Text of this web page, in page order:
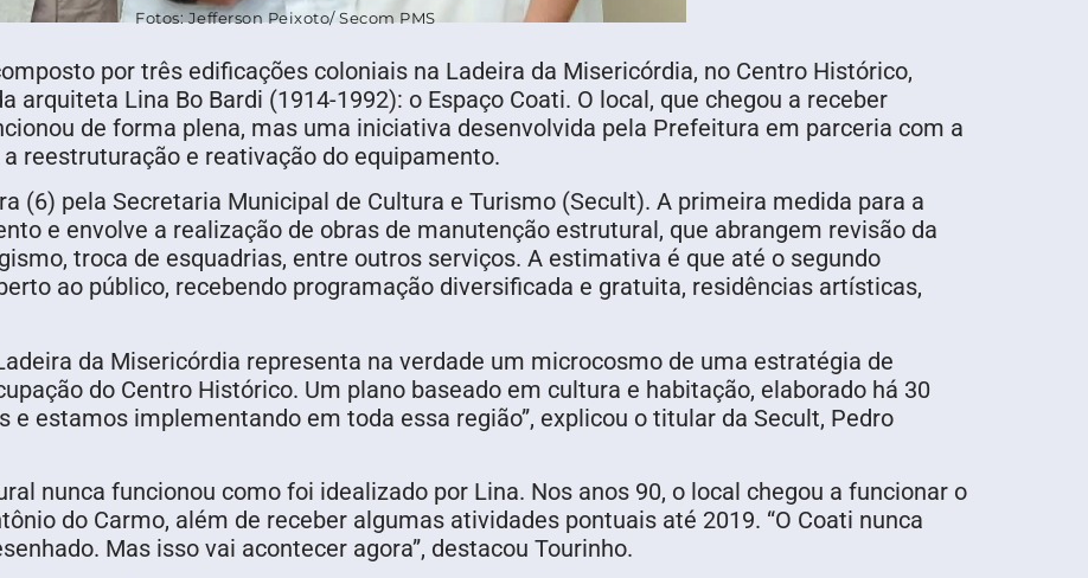
Fotos: Jefferson Peixoto/ Secom PMS
por três edificações coloniais na Ladeira da Misericórdia, no Centro Histórico,
arquiteta Lina Bo Bardi (1914-1992): o Espaço Coati. O local, que chegou a receber
de forma plena, mas uma iniciativa desenvolvida pela Prefeitura em parceria com a
reestruturação e reativação do equipamento.
(6) pela Secretaria Municipal de Cultura e Turismo (Secult). A primeira medida para a
e envolve a realização de obras de manutenção estrutural, que abrangem revisão da
troca de esquadrias, entre outros serviços. A estimativa é que até o segundo
ao público, recebendo programação diversificada e gratuita, residências artísticas,
da Misericórdia representa na verdade um microcosmo de uma estratégia de
do Centro Histórico. Um plano baseado em cultura e habitação, elaborado há 30
e estamos implementando em toda essa região”, explicou o titular da Secult, Pedro
nunca funcionou como foi idealizado por Lina. Nos anos 90, o local chegou a funcionar o
do Carmo, além de receber algumas atividades pontuais até 2019. “O Coati nunca
Mas isso vai acontecer agora”, destacou Tourinho.